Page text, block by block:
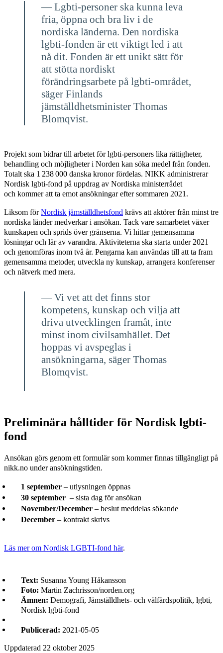
— Lgbti-personer ska kunna leva
fria, öppna och bra liv i de
nordiska länderna. Den nordiska
lgbti-fonden är ett viktigt led i att
nå dit. Fonden är ett unikt sätt för
att stötta nordiskt
förändringsarbete på lgbti-området,
säger Finlands
jämställdhetsminister Thomas
Blomqvist.
Projekt som bidrar till arbetet för lgbti-personers lika rättigheter,
behandling och möjligheter i Norden kan söka medel från fonden.
Totalt ska 1 238 000 danska kronor fördelas. NIKK administrerar
Nordisk lgbti-fond på uppdrag av Nordiska ministerrådet
och kommer att ta emot ansökningar efter sommaren 2021.
Liksom förNordisk jämställdhetsfond krävs att aktörer från minst tre
nordiska länder medverkar i ansökan. Tack vare samarbetet växer
kunskapen och sprids över gränserna. Vi hittar gemensamma
lösningar och lär av varandra. Aktiviteterna ska starta under 2021
och genomföras inom två år. Pengarna kan användas till att ta fram
gemensamma metoder, utveckla ny kunskap, arrangera konferenser
och nätverk med mera.
— Vi vet att det finns stor
kompetens, kunskap och vilja att
driva utvecklingen framåt, inte
minst inom civilsamhället. Det
hoppas vi avspeglas i
ansökningarna, säger Thomas
Blomqvist.
Preliminära hålltider för Nordisk lgbti-
fond
Ansökan görs genom ett formulär som kommer finnas tillgängligt på
nikk.no under ansökningstiden.
1 september – utlysningen öppnas
30 september– sista dag för ansökan
November/December – beslut meddelas sökande
December– kontrakt skrivs
Läs mer om Nordisk LGBTI-fond här.
Text: Susanna Young Håkansson
Foto: Martin Zachrisson/norden.org
Ämnen: Demografi, Jämställdhets- och välfärdspolitik, lgbti,
Nordisk lgbti-fond
Publicerad: 2021-05-05
Uppdaterad 22 oktober 2025